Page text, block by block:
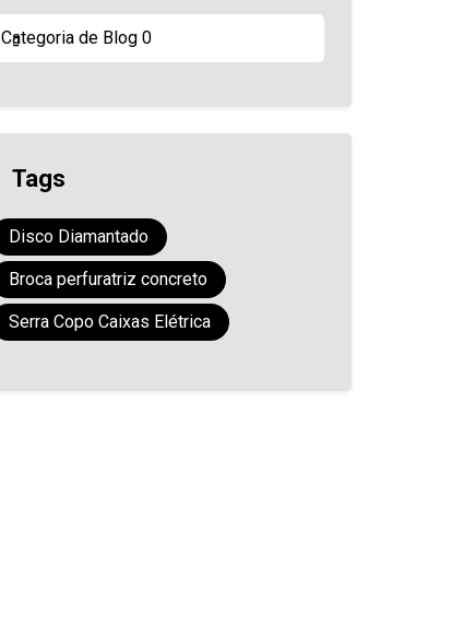
Categoria de Blog 0
Tags
Disco Diamantado
Broca perfuratriz concreto
Serra Copo Caixas Elétrica